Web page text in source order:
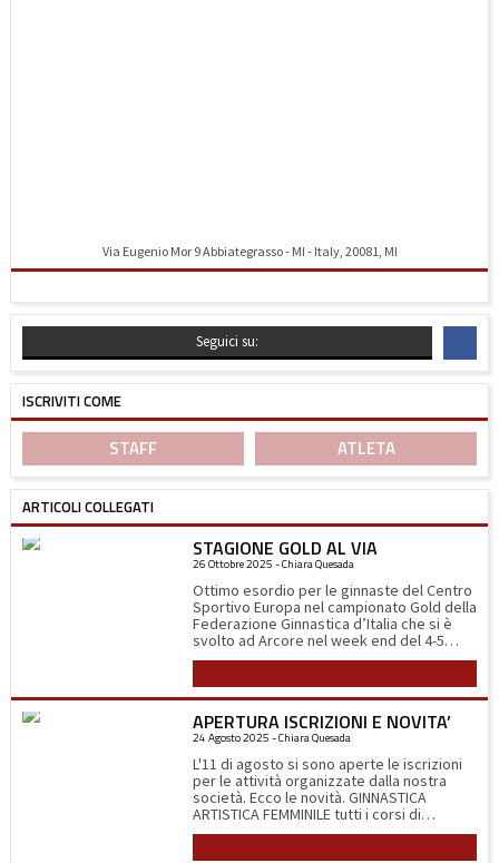
Via Eugenio Mor 9 Abbiategrasso - MI - Italy, 20081, MI
Seguici su:
ISCRIVITI COME
STAFF ATLETA
ARTICOLI COLLEGATI
STAGIONE GOLD AL VIA
26 Ottobre 2025 - Chiara Quesada
Ottimo esordio per le ginnaste del Centro
Sportivo Europa nel campionato Gold della
Federazione Ginnastica d’Italia che si è
svolto ad Arcore nel week end del 4-5
ottobre. Sabato 4 alle 11.00 del mattino
squadra Gold 3b (2014-2012) composta da
Linda Abbà, Matilde Bertoli, Lara
Dell’Acqua, Camilla Fanzago e Giulia
Terraneo. La gara inizia all’attrezzo più
temuto, la trave, nella quale le ginnaste
devono eseguire i loro esercizi ad 1,2
metro da terra su una superficie di 10 cm.
Per tutte ottime esecuzioni che
dimostrano la loro determinazione. Si
prosegue poi con il corpo libero dove
grazie alla loro eleganza ed espressività
APERTURA ISCRIZIONI E NOVITA’
24 Agosto 2025 - Chiara Quesada
L'11 di agosto si sono aperte le iscrizioni
per le attività organizzate dalla nostra
società. Ecco le novità. GINNASTICA
ARTISTICA FEMMINILE tutti i corsi di
avviamento alla disciplina sono stati